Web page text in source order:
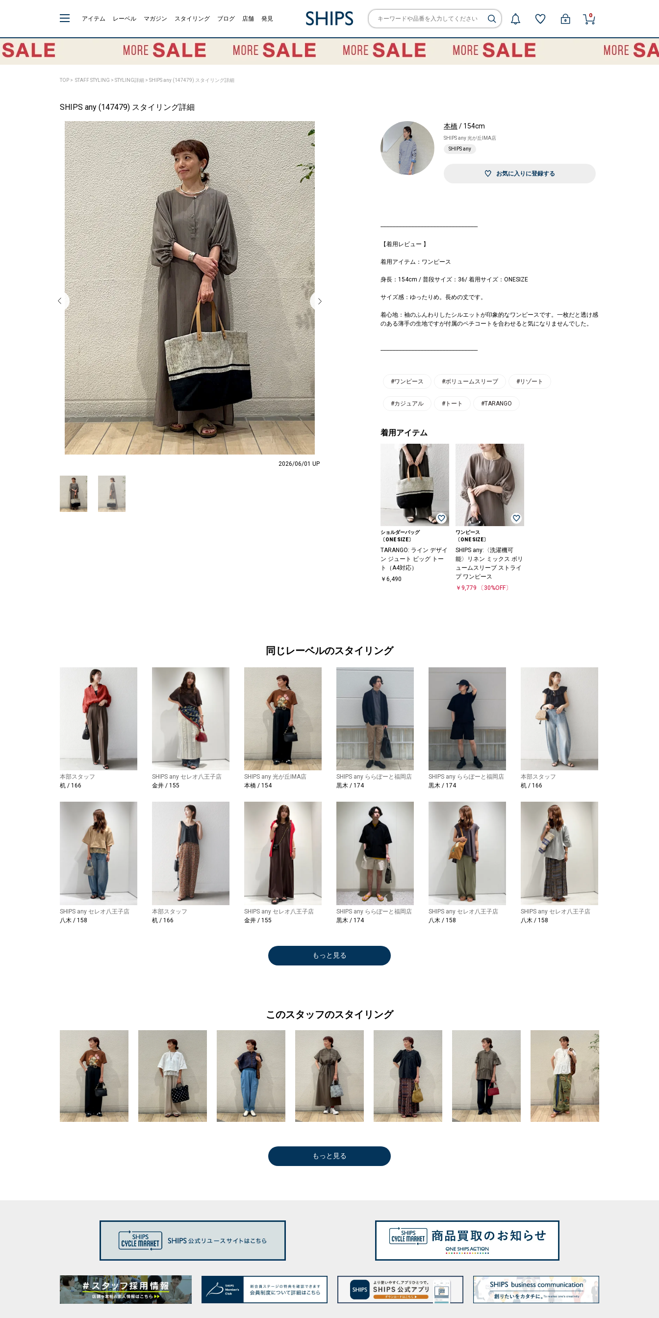
アイテム レーベル マガジン スタイリング ブログ 店舗 発見 0
TOP > STAFF STYLING > STYLING詳細 > SHIPS any (147479) スタイリング詳細
SHIPS any (147479) スタイリング詳細
2026/06/01 UP
本橋/ 154cm
SHIPS any 光が丘IMA店
SHIPS any
お気に入りに登録する
------------------------------------------------------------------
【着用レビュー 】
着用アイテム：ワンピース
身長：154cm / 普段サイズ：36/ 着用サイズ：ONESIZE
サイズ感：ゆったりめ。長めの丈です。
着心地：袖のふんわりしたシルエットが印象的なワンピースです。一枚だと透け感
のある薄手の生地ですが付属のペチコートを合わせると気になりませんでした。
------------------------------------------------------------------
#ワンピース #ボリュームスリーブ #リゾート
#カジュアル #トート #TARANGO
着用アイテム
ショルダーバッグ
〔ONE SIZE〕
TARANGO: ライン デザイ
ン ジュート ビッグ トー
ト（A4対応）
￥6,490
ワンピース
〔ONE SIZE〕
SHIPS any:〈洗濯機可
能〉リネン ミックス ボリ
ュームスリーブ ストライ
プ ワンピース
￥9,779
〔30%OFF〕
同じレーベルのスタイリング
本部スタッフ
机 / 166
SHIPS any セレオ八王子店
金井 / 155
SHIPS any 光が丘IMA店
本橋 / 154
SHIPS any ららぽーと福岡店
黒木 / 174
SHIPS any ららぽーと福岡店
黒木 / 174
本部スタッフ
机 / 166
SHIPS any セレオ八王子店
八木 / 158
本部スタッフ
机 / 166
SHIPS any セレオ八王子店
金井 / 155
SHIPS any ららぽーと福岡店
黒木 / 174
SHIPS any セレオ八王子店
八木 / 158
SHIPS any セレオ八王子店
八木 / 158
もっと見る
このスタッフのスタイリング
もっと見る